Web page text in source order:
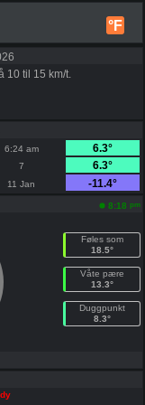
°F
10 til 15 km/t.
6:24 am
6.3°
7
6.3°
11 Jan
-11.4°
8:18 pm
Føles som
18.5°
Våte pære
13.3°
Duggpunkt
8.3°